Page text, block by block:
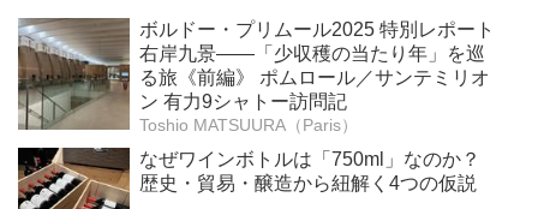
ボルドー・プリムール2025 特別レポート
右岸九景――「少収穫の当たり年」を巡
る旅《前編》 ポムロール／サンテミリオ
ン 有力9シャトー訪問記
Toshio MATSUURA（Paris）
なぜワインボトルは「750ml」なのか？
歴史・貿易・醸造から紐解く4つの仮説